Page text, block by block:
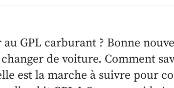
GPL carburant ? Bonne
changer de voiture. Comment
est la marche à suivre pour